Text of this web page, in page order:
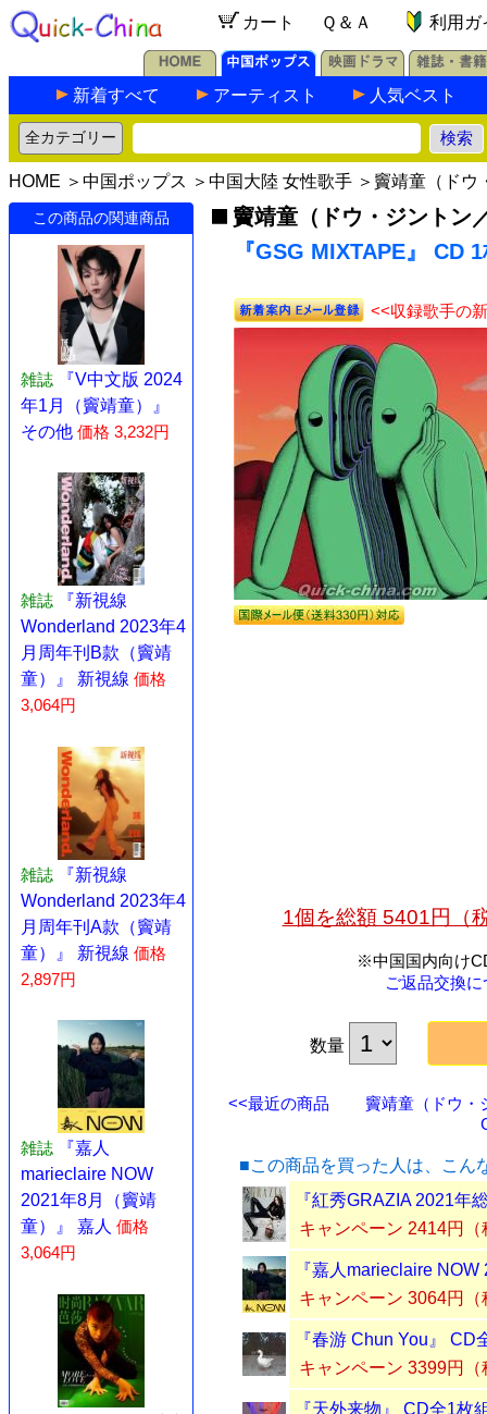
カート Ｑ＆Ａ 利用ガ
新着すべて アーティスト 人気ベスト
HOME ＞ 中国ポップス ＞ 中国大陸 女性歌手 ＞ 竇靖童（ドウ
この商品の関連商品
雑誌
『V中文版 2024
年1月（竇靖童）』
その他 価格 3,232円
雑誌
『新視線
Wonderland 2023年4
月周年刊B款（竇靖
童）』 新視線 価格
3,064円
雑誌
『新視線
Wonderland 2023年4
月周年刊A款（竇靖
童）』 新視線 価格
2,897円
雑誌
『嘉人
marieclaire NOW
2021年8月（竇靖
童）』 嘉人 価格
3,064円
竇靖童（ドウ・ジントン
『GSG MIXTAPE』 CD
<<収録歌手の
1個を総額 5401円（
※中国国内向け
ご返品交換
数量
<<最近の商品
竇靖童（ドウ・
■この商品を買った人は、こん
『紅秀GRAZIA 2021年
キャンペーン 2414円
『嘉人marieclaire
キャンペーン 3064円
『春游 Chun You』 CD
キャンペーン 3399円（
『天外来物』 CD全1枚